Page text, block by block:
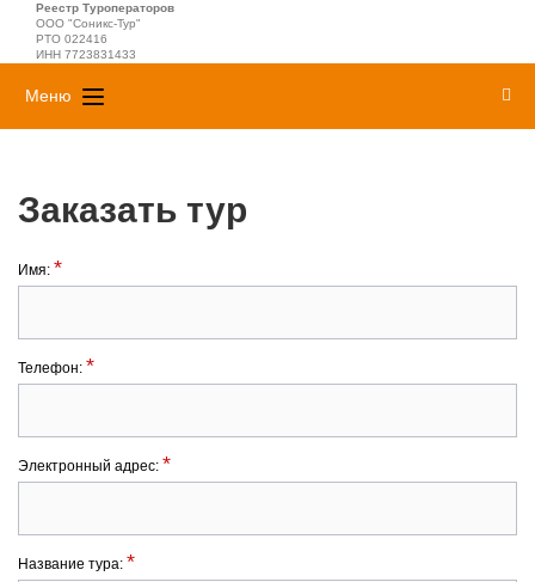
Реестр Туроператоров
ООО "Соникс-Тур"
РТО 022416
ИНН 7723831433
Меню
Заказать тур
Имя: *
Телефон: *
Электронный адрес: *
Название тура: *